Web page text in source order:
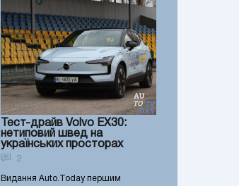
Тест-драйв Volvo EX30:
нетиповий швед на
українських просторах
2
Видання Auto.Today першим